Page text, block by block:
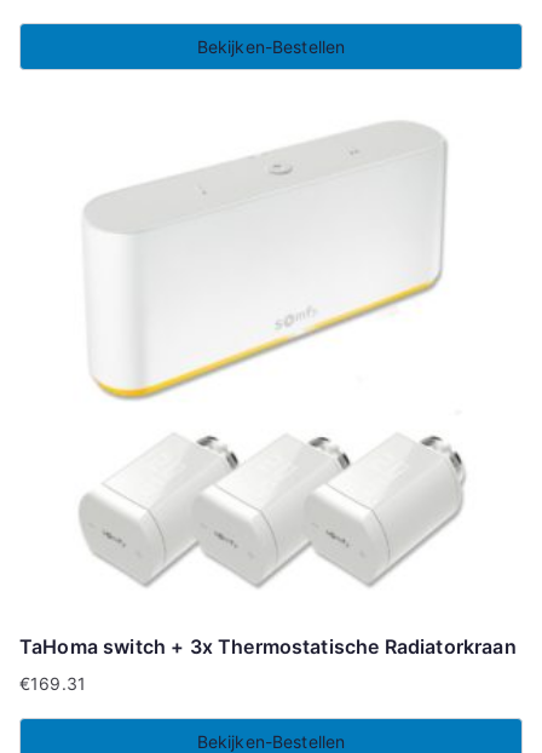
Bekijken-Bestellen
TaHoma switch + 3x Thermostatische Radiatorkraan
€169.31
Bekijken-Bestellen